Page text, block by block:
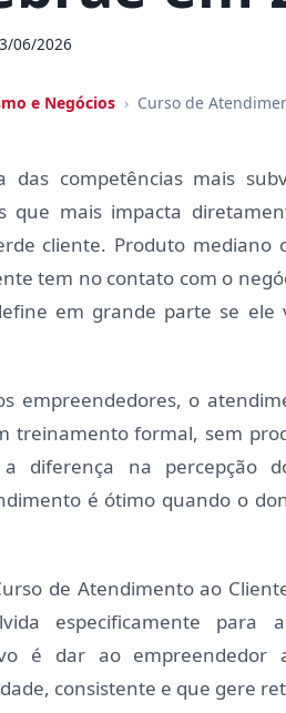
06/2026
e Negócios › Curso de
competências mais
que mais impacta
cliente. Produto mediano
tem no contato com o
em grande parte se
empreendedores, o
treinamento formal, sem
diferença na percepção
é ótimo quando o
de Atendimento ao
especificamente para
é dar ao
consistente e que gere